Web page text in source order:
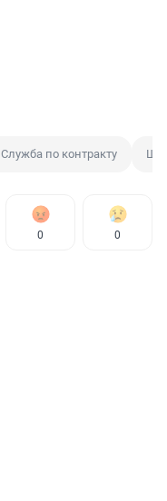
Служба по контракту
0 0